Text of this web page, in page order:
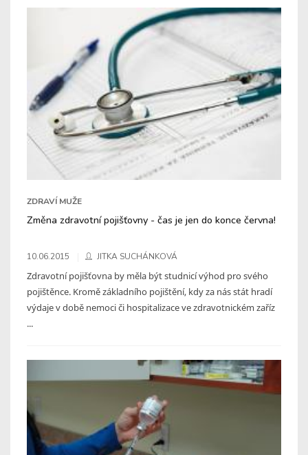
ZDRAVÍ MUŽE
Změna zdravotní pojišťovny - čas je jen do konce června!
10.06.2015 JITKA SUCHÁNKOVÁ
Zdravotní pojišťovna by měla být studnicí výhod pro svého
pojištěnce. Kromě základního pojištění, kdy za nás stát hradí
výdaje v době nemoci či hospitalizace ve zdravotnickém zaříz
...